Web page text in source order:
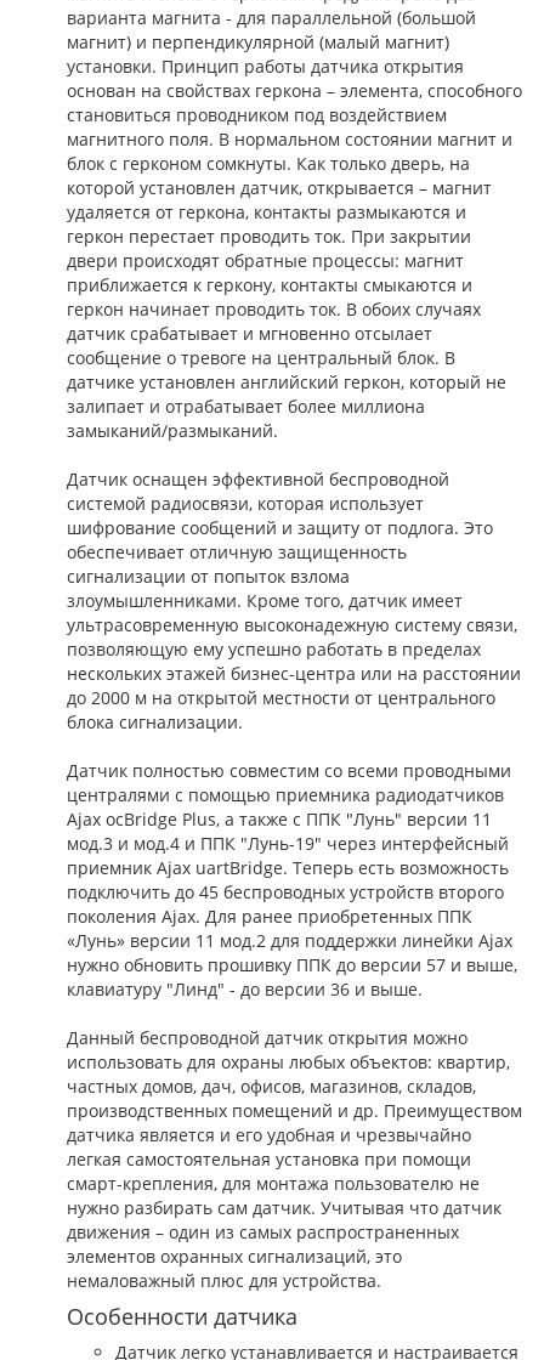
варианта магнита - для параллельной (большой
магнит) и перпендикулярной (малый магнит)
установки. Принцип работы датчика открытия
основан на свойствах геркона – элемента, способного
становиться проводником под воздействием
магнитного поля. В нормальном состоянии магнит и
блок с герконом сомкнуты. Как только дверь, на
которой установлен датчик, открывается – магнит
удаляется от геркона, контакты размыкаются и
геркон перестает проводить ток. При закрытии
двери происходят обратные процессы: магнит
приближается к геркону, контакты смыкаются и
геркон начинает проводить ток. В обоих случаях
датчик срабатывает и мгновенно отсылает
сообщение о тревоге на центральный блок. В
датчике установлен английский геркон, который не
залипает и отрабатывает более миллиона
замыканий/размыканий.
Датчик оснащен эффективной беспроводной
системой радиосвязи, которая использует
шифрование сообщений и защиту от подлога. Это
обеспечивает отличную защищенность
сигнализации от попыток взлома
злоумышленниками. Кроме того, датчик имеет
ультрасовременную высоконадежную систему связи,
позволяющую ему успешно работать в пределах
нескольких этажей бизнес-центра или на расстоянии
до 2000 м на открытой местности от центрального
блока сигнализации.
Датчик полностью совместим со всеми проводными
централями с помощью приемника радиодатчиков
Ajax ocBridge Plus, а также с ППК "Лунь" версии 11
мод.3 и мод.4 и ППК "Лунь-19" через интерфейсный
приемник Ajax uartBridge. Теперь есть возможность
подключить до 45 беспроводных устройств второго
поколения Ajax. Для ранее приобретенных ППК
«Лунь» версии 11 мод.2 для поддержки линейки Ajax
нужно обновить прошивку ППК до версии 57 и выше,
клавиатуру "Линд" - до версии 36 и выше.
Данный беспроводной датчик открытия можно
использовать для охраны любых объектов: квартир,
частных домов, дач, офисов, магазинов, складов,
производственных помещений и др. Преимуществом
датчика является и его удобная и чрезвычайно
легкая самостоятельная установка при помощи
смарт-крепления, для монтажа пользователю не
нужно разбирать сам датчик. Учитывая что датчик
движения – один из самых распространенных
элементов охранных сигнализаций, это
немаловажный плюс для устройства.
Особенности датчика
Датчик легко устанавливается и настраивается